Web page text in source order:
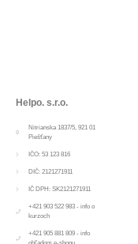
Helpo. s.r.o.
Nitrianska 1837/5, 921 01
Piešťany
IČO: 53 123 816
DIČ: 2121271911
IČ DPH: SK2121271911
+421 903 522 983 - info o
kurzoch
+421 905 881 809 - info